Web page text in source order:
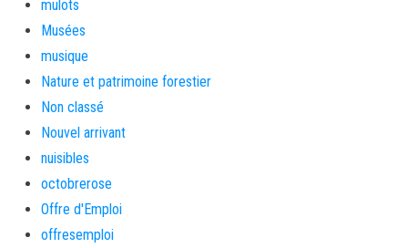
mulots
Musées
musique
Nature et patrimoine forestier
Non classé
Nouvel arrivant
nuisibles
octobrerose
Offre d'Emploi
offresemploi